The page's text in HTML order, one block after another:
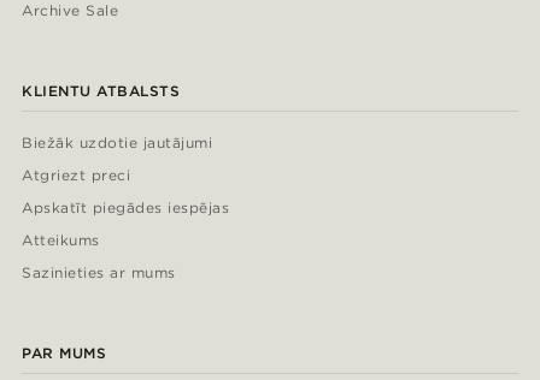
Archive Sale
KLIENTU ATBALSTS
Biežāk uzdotie jautājumi
Atgriezt preci
Apskatīt piegādes iespējas
Atteikums
Sazinieties ar mums
PAR MUMS